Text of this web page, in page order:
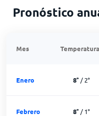
Pronóstico
Mes
Enero 8° /2°
Febrero 8° /1°